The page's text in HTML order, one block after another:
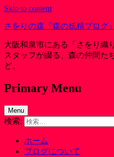
Skip to content
さをりの森『森の妖精ブログ』
大阪和泉市にある「さをり織
スタッフが綴る、森の仲間た
ど。
Primary Menu
Menu
検索:
ホーム
ブログについて